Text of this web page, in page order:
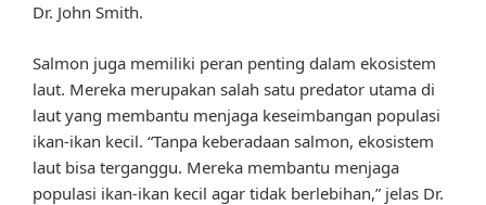
Dr. John Smith.
Salmon juga memiliki peran penting dalam ekosistem
laut. Mereka merupakan salah satu predator utama di
laut yang membantu menjaga keseimbangan populasi
ikan-ikan kecil. “Tanpa keberadaan salmon, ekosistem
laut bisa terganggu. Mereka membantu menjaga
populasi ikan-ikan kecil agar tidak berlebihan,” jelas Dr.